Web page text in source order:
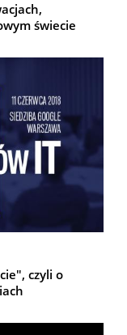
świecie
czyli o